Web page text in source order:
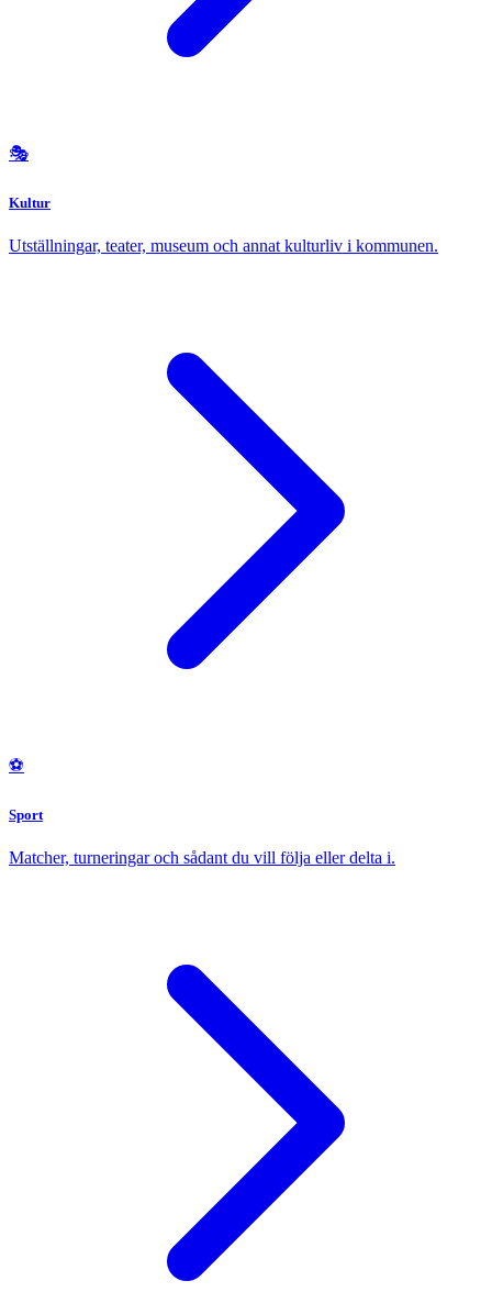
🎭
Kultur
Utställningar, teater, museum och annat kulturliv i kommunen.
⚽
Sport
Matcher, turneringar och sådant du vill följa eller delta i.